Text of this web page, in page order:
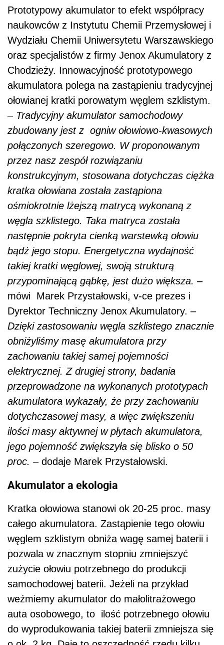
Prototypowy akumulator to efekt współpracy
naukowców z Instytutu Chemii Przemysłowej i
Wydziału Chemii Uniwersytetu Warszawskiego
oraz specjalistów z firmy Jenox Akumulatory z
Chodzieży. Innowacyjność prototypowego
akumulatora polega na zastąpieniu tradycyjnej
ołowianej kratki porowatym węglem szklistym.
– Tradycyjny akumulator samochodowy
zbudowany jest z ogniw ołowiowo-kwasowych
połączonych szeregowo. W proponowanym
przez nasz zespół rozwiązaniu
konstrukcyjnym, stosowana dotychczas ciężka
kratka ołowiana została zastąpiona
ośmiokrotnie lżejszą matrycą wykonaną z
węgla szklistego. Taka matryca została
następnie pokryta cienką warstewką ołowiu
bądź jego stopu. Energetyczna wydajność
takiej kratki węglowej, swoją strukturą
przypominającą gąbkę, jest dużo większa. –
mówi Marek Przystałowski, v-ce prezes i
Dyrektor Techniczny Jenox Akumulatory. –
Dzięki zastosowaniu węgla szklistego znacznie
obniżyliśmy masę akumulatora przy
zachowaniu takiej samej pojemności
elektrycznej. Z drugiej strony, badania
przeprowadzone na wykonanych prototypach
akumulatora wykazały, że przy zachowaniu
dotychczasowej masy, a więc zwiększeniu
ilości masy aktywnej w płytach akumulatora,
jego pojemność zwiększyła się blisko o 50
proc. – dodaje Marek Przystałowski.
Akumulator a ekologia
Kratka ołowiowa stanowi ok 20-25 proc. masy
całego akumulatora. Zastąpienie tego ołowiu
węglem szklistym obniża wagę samej baterii i
pozwala w znacznym stopniu zmniejszyć
zużycie ołowiu potrzebnego do produkcji
samochodowej baterii. Jeżeli na przykład
weźmiemy akumulator do małolitrażowego
auta osobowego, to ilość potrzebnego ołowiu
do wyprodukowania takiej baterii zmniejsza się